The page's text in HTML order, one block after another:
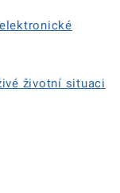
životní situaci